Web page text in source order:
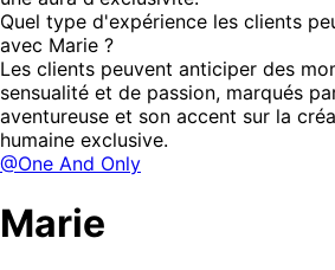
Quel type d'expérience les clients
avec Marie ?
Les clients peuvent anticiper des
sensualité et de passion, marqués
aventureuse et son accent sur la
humaine exclusive.
@One And Only
Marie